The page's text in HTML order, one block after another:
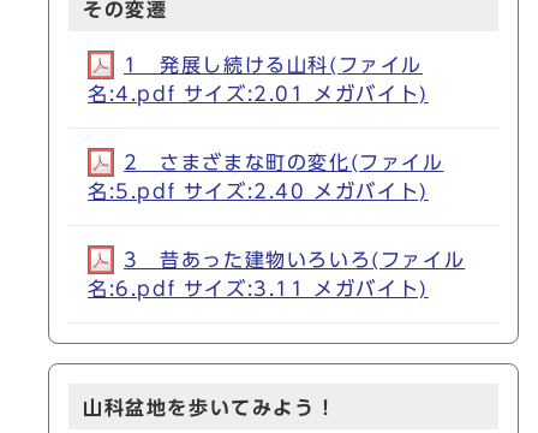
その変遷
1 発展し続ける山科(ファイル
名:4.pdf サイズ:2.01 メガバイト)
2 さまざまな町の変化(ファイル
名:5.pdf サイズ:2.40 メガバイト)
3 昔あった建物いろいろ(ファイル
名:6.pdf サイズ:3.11 メガバイト)
山科盆地を歩いてみよう！